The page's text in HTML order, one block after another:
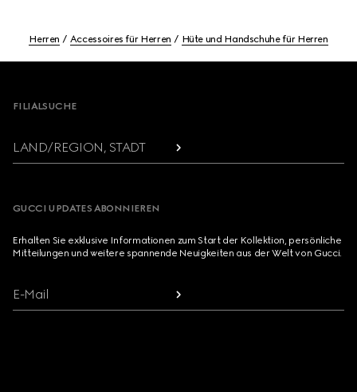
Herren Accessoires für Herren Hüte und Handschuhe für Herren
FILIALSUCHE
LAND/REGION, STADT
GUCCI UPDATES ABONNIEREN
Erhalten Sie exklusive Informationen zum Start der Kollektion, persönliche
Mitteilungen und weitere spannende Neuigkeiten aus der Welt von Gucci.
E-Mail